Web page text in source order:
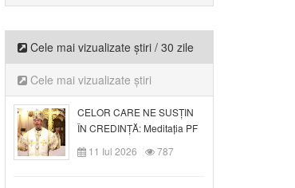
Cele mai vizualizate știri / 30 zile
Cele mai vizualizate știri
CELOR CARE NE SUSȚIN
ÎN CREDINȚĂ: Meditația PF
Claudiu la Duminica a VI-a
după Rusalii
11 Iul 2026 787